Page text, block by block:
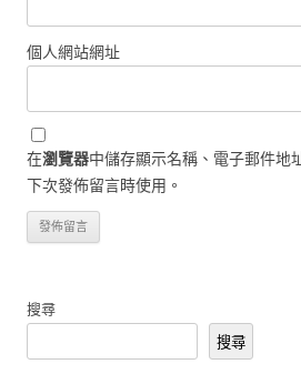
個人網站網址
在瀏覽器中儲存顯示名稱、電子郵件地
下次發佈留言時使用。
搜尋
搜尋